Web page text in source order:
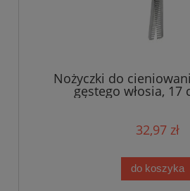
Nożyczki do
gęstego włosia, 17
32,97 zł
do koszyka